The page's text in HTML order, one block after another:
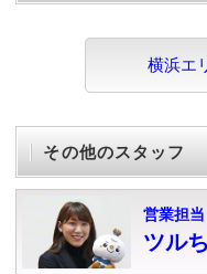
横浜エ
その他のスタッフ
営業担当
ツル